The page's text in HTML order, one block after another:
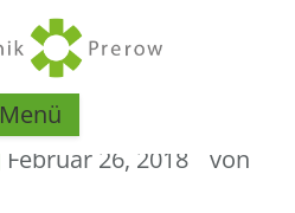
Menü
Februar 26, 2018
von